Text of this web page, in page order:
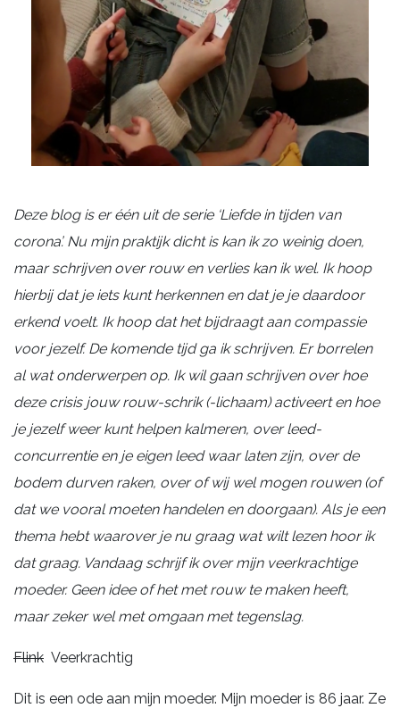
Deze blog is er één uit de serie ‘Liefde in tijden van
corona’. Nu mijn praktijk dicht is kan ik zo weinig doen,
maar schrijven over rouw en verlies kan ik wel. Ik hoop
hierbij dat je iets kunt herkennen en dat je je daardoor
erkend voelt. Ik hoop dat het bijdraagt aan compassie
voor jezelf. De komende tijd ga ik schrijven. Er borrelen
al wat onderwerpen op. Ik wil gaan schrijven over hoe
deze crisis jouw rouw-schrik (-lichaam) activeert en hoe
je jezelf weer kunt helpen kalmeren, over leed-
concurrentie en je eigen leed waar laten zijn, over de
bodem durven raken, over of wij wel mogen rouwen (of
dat we vooral moeten handelen en doorgaan). Als je een
thema hebt waarover je nu graag wat wilt lezen hoor ik
dat graag. Vandaag schrijf ik over mijn veerkrachtige
moeder. Geen idee of het met rouw te maken heeft,
maar zeker wel met omgaan met tegenslag.
Flink Veerkrachtig
Dit is een ode aan mijn moeder. Mijn moeder is 86 jaar. Ze